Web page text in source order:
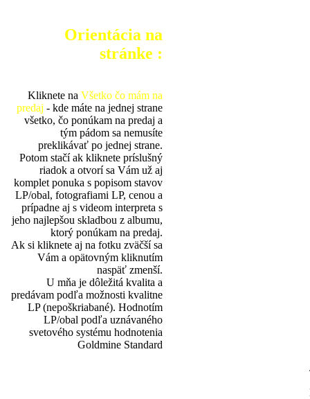
Orientácia na
stránke :
Kliknete na Všetko čo mám na
predaj - kde máte na jednej strane
všetko, čo ponúkam na predaj a
tým pádom sa nemusíte
preklikávať po jednej strane.
Potom stačí ak kliknete príslušný
riadok a otvorí sa Vám už aj
komplet ponuka s popisom stavov
LP/obal, fotografiami LP, cenou a
prípadne aj s videom interpreta s
jeho najlepšou skladbou z albumu,
ktorý ponúkam na predaj.
Ak si kliknete aj na fotku zväčší sa
Vám a opätovným kliknutím
naspäť zmenší.
U mňa je dôležitá kvalita a
predávam podľa možnosti kvalitne
LP (nepoškriabané). Hodnotím
LP/obal podľa uznávaného
svetového systému hodnotenia
Goldmine Standard